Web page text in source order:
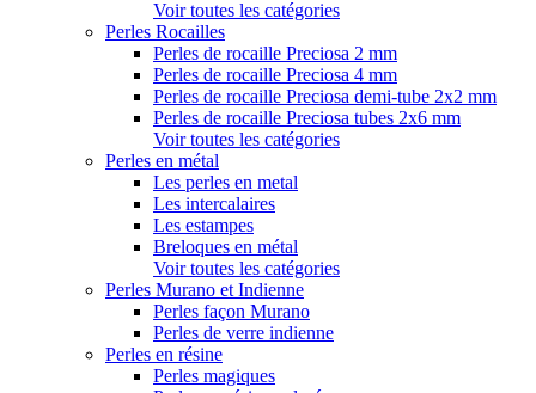
Voir toutes les catégories
Perles Rocailles
Perles de rocaille Preciosa 2 mm
Perles de rocaille Preciosa 4 mm
Perles de rocaille Preciosa demi-tube 2x2 mm
Perles de rocaille Preciosa tubes 2x6 mm
Voir toutes les catégories
Perles en métal
Les perles en metal
Les intercalaires
Les estampes
Breloques en métal
Voir toutes les catégories
Perles Murano et Indienne
Perles façon Murano
Perles de verre indienne
Perles en résine
Perles magiques